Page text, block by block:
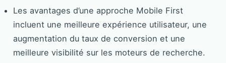
Les avantages d’une approche Mobile First
incluent une meilleure expérience utilisateur, une
augmentation du taux de conversion et une
meilleure visibilité sur les moteurs de recherche.